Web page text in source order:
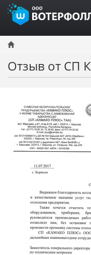
Перейти
основному
содержанию
Отзыв от